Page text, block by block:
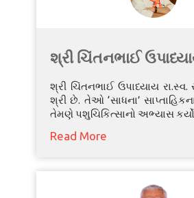
શ્રી ચિંતનભાઈ
શ્રી ચિંતનભાઈ ઉપાધ્યાય રા.સ્વ.
શ્રી છે. તેઓ ‘સાધના’
તેમણે પશુચિકિત્સાનો અભ્યાસ
Read More